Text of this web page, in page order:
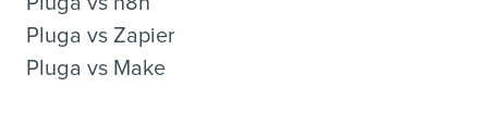
Pluga vs Zapier
Pluga vs Make